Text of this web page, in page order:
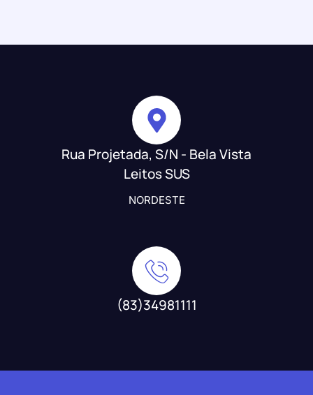
Rua Projetada, S/N - Bela Vista
Leitos SUS
NORDESTE
(83)34981111